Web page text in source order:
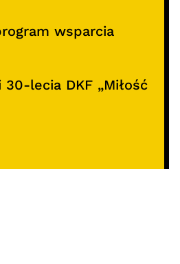
wsparcia
lecia DKF „Miłość